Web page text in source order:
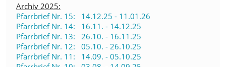
Archiv 2025:
Pfarrbrief Nr. 15: 14.12.25 - 11.01.26
Pfarrbrief Nr. 14: 16.11. - 14.12.25
Pfarrbrief Nr. 13: 26.10. - 16.11.25
Pfarrbrief Nr. 12: 05.10. - 26.10.25
Pfarrbrief Nr. 11: 14.09. - 05.10.25